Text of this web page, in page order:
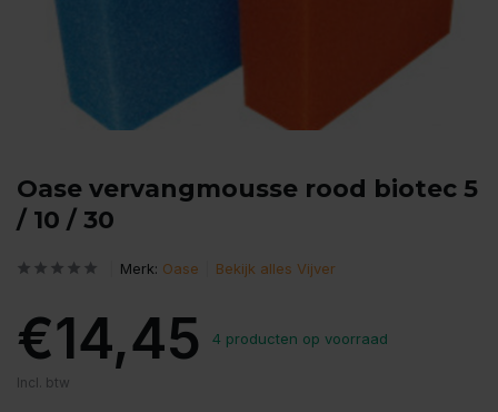
Oase vervangmousse rood biotec 5
/ 10 / 30
Merk: Oase Bekijk alles Vijver
€14,45 4 producten op voorraad
Incl. btw